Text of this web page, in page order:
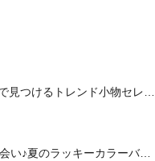
見つけるトレンド小物セレク
い♪夏のラッキーカラーバッ